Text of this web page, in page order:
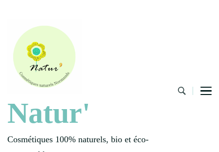
Natur'
Cosmétiques 100% naturels, bio et éco-